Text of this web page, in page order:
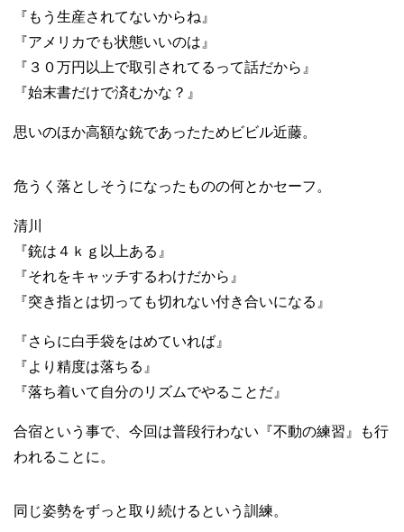
『もう生産されてないからね』
『アメリカでも状態いいのは』
『３０万円以上で取引されてるって話だから』
『始末書だけで済むかな？』
思いのほか高額な銃であったためビビル近藤。
危うく落としそうになったものの何とかセーフ。
清川
『銃は４ｋｇ以上ある』
『それをキャッチするわけだから』
『突き指とは切っても切れない付き合いになる』
『さらに白手袋をはめていれば』
『より精度は落ちる』
『落ち着いて自分のリズムでやることだ』
合宿という事で、今回は普段行わない『不動の練習』も行
われることに。
同じ姿勢をずっと取り続けるという訓練。